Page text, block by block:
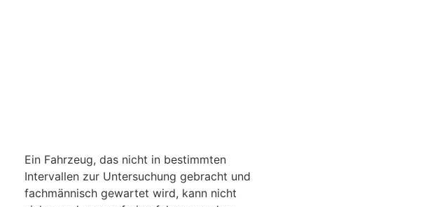
Ein Fahrzeug, das nicht in bestimmten
Intervallen zur Untersuchung gebracht und
fachmännisch gewartet wird, kann nicht